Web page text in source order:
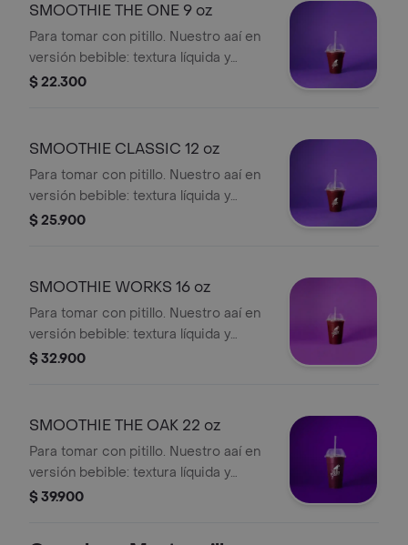
SMOOTHIE THE ONE 9 oz
Para tomar con pitillo. Nuestro aaí en
versión bebible: textura líquida y
refrescante, frío y cremoso, se toma,
$ 22.300
SMOOTHIE CLASSIC 12 oz
Para tomar con pitillo. Nuestro aaí en
versión bebible: textura líquida y
refrescante, frío y cremoso, se toma,
$ 25.900
SMOOTHIE WORKS 16 oz
Para tomar con pitillo. Nuestro aaí en
versión bebible: textura líquida y
refrescante, frío y cremoso, se toma,
$ 32.900
SMOOTHIE THE OAK 22 oz
Para tomar con pitillo. Nuestro aaí en
versión bebible: textura líquida y
refrescante, frío y cremoso, se toma,
$ 39.900